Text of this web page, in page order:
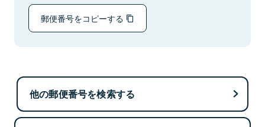
郵便番号をコピーする
他の郵便番号を検索する